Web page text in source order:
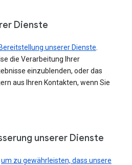
Dienste
Bereitstellung unserer Dienste
die Verarbeitung Ihrer
einzublenden, oder das
aus Ihren Kontakten, wenn Sie
unserer Dienste
um zu gewährleisten, dass unsere